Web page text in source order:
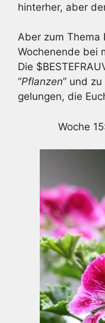
hinterher, aber
Aber zum Thema
Wochenende bei
Die
“Pflanzen” und
gelungen, die
Woche